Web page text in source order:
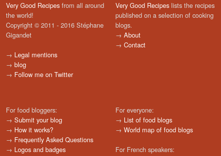
Very Good Recipes from all around
the world!
Copyright © 2011 - 2016 Stéphane
Gigandet
→ Legal mentions
→ blog
→ Follow me on Twitter
Very Good Recipes lists the recipes
published on a selection of cooking
blogs.
→ About
→ Contact
For food bloggers:
→ Submit your blog
→ How it works?
→ Frequently Asked Questions
→ Logos and badges
For everyone:
→ List of food blogs
→ World map of food blogs
For French speakers: